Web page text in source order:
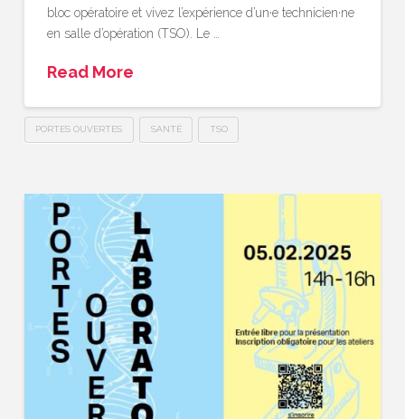
bloc opératoire et vivez l’expérience d’un·e technicien·ne
en salle d’opération (TSO). Le …
Read More
PORTES OUVERTES SANTÉ TSO